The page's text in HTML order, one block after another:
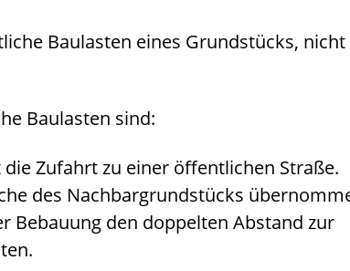
Baulasten eines Grundstücks, nicht
Baulasten sind:
Zufahrt zu einer öffentlichen Straße.
des Nachbargrundstücks
Bebauung den doppelten Abstand zur